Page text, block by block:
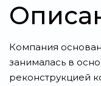
Компания
занималась в
реконструкцией